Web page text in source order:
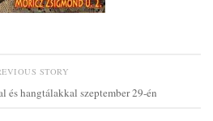
STORY
és hangtálakkal szeptember 29-én